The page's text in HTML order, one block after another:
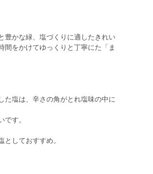
豊かな緑、塩づくりに適したきれい
間をかけてゆっくりと丁寧にた「ま
た塩は、辛さの角がとれ塩味の中に
す。
しておすすめ。